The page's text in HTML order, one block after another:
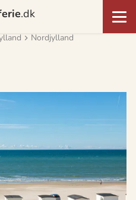
.dk
Nordjylland